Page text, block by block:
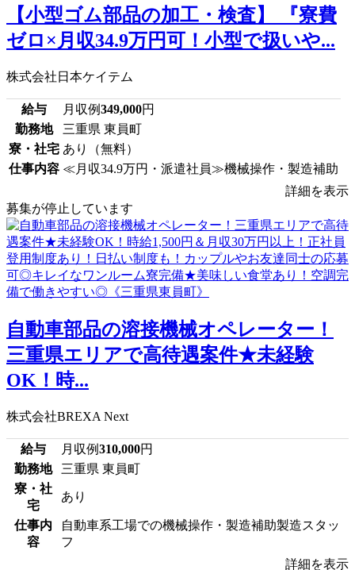
【小型ゴム部品の加工・検査】 『寮費
ゼロ×月収34.9万円可！小型で扱いや...
株式会社日本ケイテム
給与 月収例349,000円
勤務地
三重県 東員町
寮・社宅 あり（無料）
仕事内容 ≪月収34.9万円・派遣社員≫機械操作・製造補助
詳細を表示
募集が停止しています
自動車部品の溶接機械オペレーター！
三重県エリアで高待遇案件★未経験
OK！時...
株式会社BREXA Next
給与 月収例310,000円
勤務地
三重県 東員町
寮・社
宅
あり
仕事内
容
自動車系工場での機械操作・製造補助製造スタッ
フ
詳細を表示